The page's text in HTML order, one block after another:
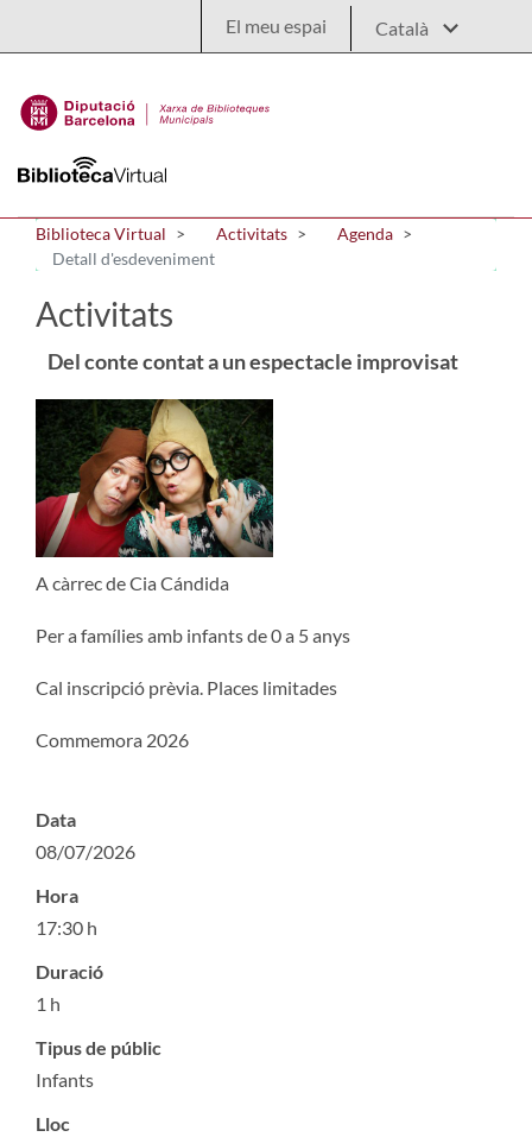
El meu espai
Biblioteca Virtual Activitats
Agenda
Detall d'esdeveniment
Activitats
Del conte contat a un espectacle improvisat
A càrrec de Cia Cándida
Per a famílies amb infants de 0 a 5 anys
Cal inscripció prèvia. Places limitades
Commemora 2026
Data
08/07/2026
Hora
17:30 h
Duració
1 h
Tipus de públic
Infants
Lloc